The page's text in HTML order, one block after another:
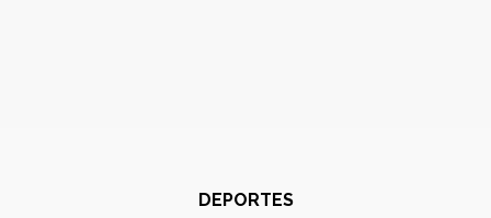
DEPORTES